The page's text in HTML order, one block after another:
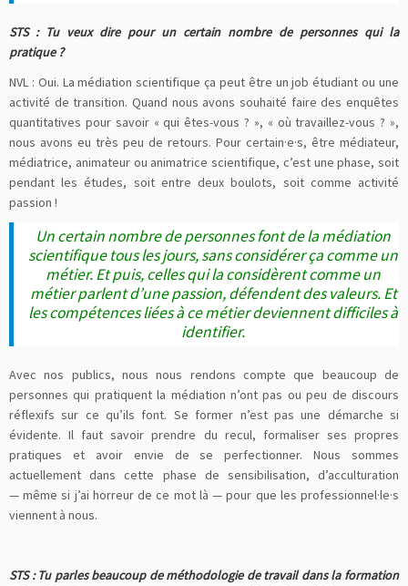
STS : Tu veux dire pour un certain nombre de personnes qui la
pratique ?
NVL : Oui. La médiation scientifique ça peut être un job étudiant ou une
activité de transition. Quand nous avons souhaité faire des enquêtes
quantitatives pour savoir « qui êtes-vous ? », « où travaillez-vous ? »,
nous avons eu très peu de retours. Pour certain·e·s, être médiateur,
médiatrice, animateur ou animatrice scientifique, c’est une phase, soit
pendant les études, soit entre deux boulots, soit comme activité
passion !
Un certain nombre de personnes font de la médiation
scientifique tous les jours, sans considérer ça comme un
métier. Et puis, celles qui la considèrent comme un
métier parlent d’une passion, défendent des valeurs. Et
les compétences liées à ce métier deviennent difficiles à
identifier.
Avec nos publics, nous nous rendons compte que beaucoup de
personnes qui pratiquent la médiation n’ont pas ou peu de discours
réflexifs sur ce qu’ils font. Se former n’est pas une démarche si
évidente. Il faut savoir prendre du recul, formaliser ses propres
pratiques et avoir envie de se perfectionner. Nous sommes
actuellement dans cette phase de sensibilisation, d’acculturation
— même si j’ai horreur de ce mot là — pour que les professionnel·le·s
viennent à nous.
STS : Tu parles beaucoup de méthodologie de travail dans la formation